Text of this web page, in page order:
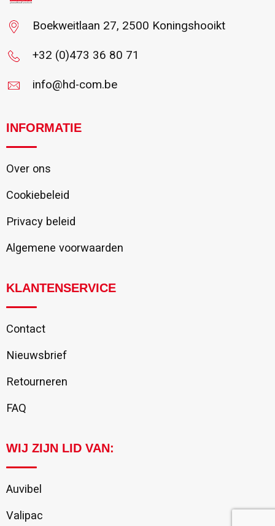
Boekweitlaan 27, 2500 Koningshooikt
+32 (0)473 36 80 71
info@hd-com.be
INFORMATIE
Over ons
Cookiebeleid
Privacy beleid
Algemene voorwaarden
KLANTENSERVICE
Contact
Nieuwsbrief
Retourneren
FAQ
WIJ ZIJN LID VAN:
Auvibel
Valipac